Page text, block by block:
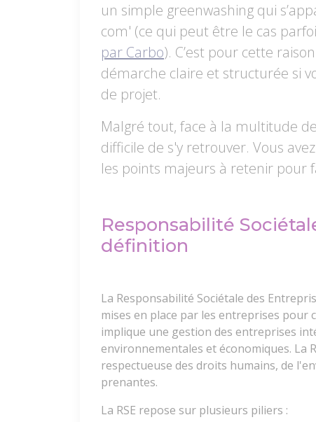
un simple greenwashing qui
com' (ce qui peut être le cas
par Carbo). C’est pour cette
démarche claire et structurée si
de projet.
Malgré tout, face à la multitude
difficile de s'y retrouver. Vous
les points majeurs à retenir pour
Responsabilité
définition
La Responsabilité Sociétale des
mises en place par les entreprises pour
implique une gestion des entreprises
environnementales et économiques. La
respectueuse des droits humains, de
prenantes.
La RSE repose sur plusieurs piliers :